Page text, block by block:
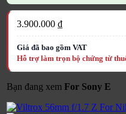
3.900.000 ₫
Bạn đang xem For Sony E